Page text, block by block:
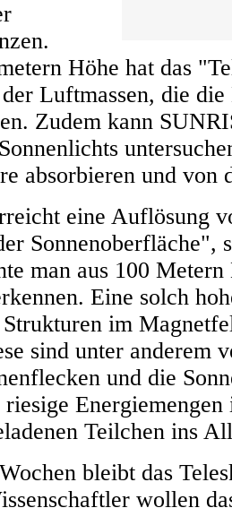
Höhe hat das
Luftmassen, die die
Zudem kann
absorbieren und von
eine Auflösung
Sonnenoberfläche",
man aus 100
Eine solch
im
sind unter anderem
und die
riesige
Teilchen ins
bleibt das
wollen